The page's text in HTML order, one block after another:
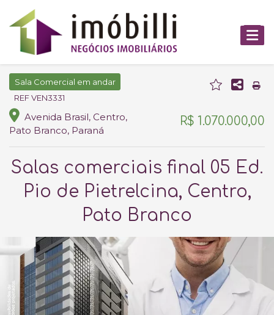
Sala Comercial em andar
REF VEN3331
Avenida Brasil, Centro,
Pato Branco, Paraná
R$ 1.070.000,00
Salas comerciais final 05 Ed.
Pio de Pietrelcina, Centro,
Pato Branco